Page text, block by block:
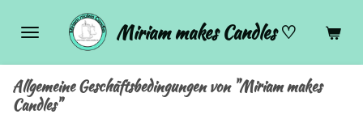
Hauptinhalt
Miriam makes Candles ♡
Allgemeine Geschäftsbedingungen von "Miriam makes
Candles"